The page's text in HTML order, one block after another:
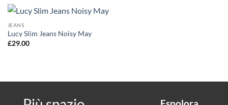
JEANS
Lucy Slim Jeans Noisy May
£29.00